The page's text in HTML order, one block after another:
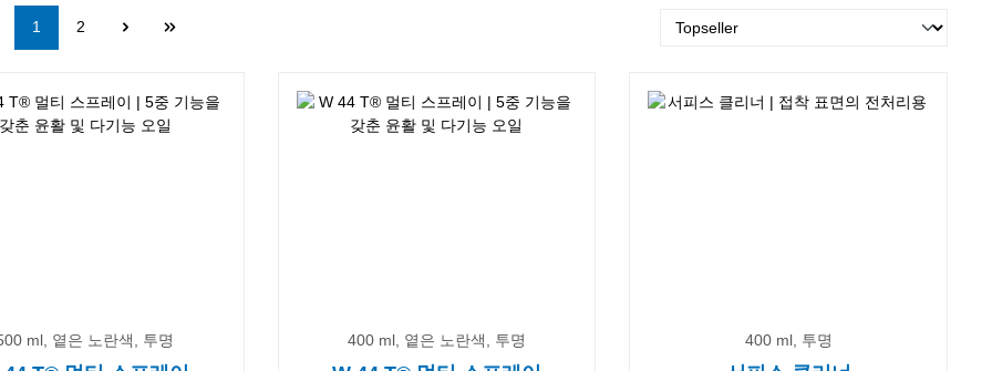
Page
1 Page
2
ml, 옅은 노란색, 투명 400 ml, 옅은 노란색, 투명 400 ml, 투명